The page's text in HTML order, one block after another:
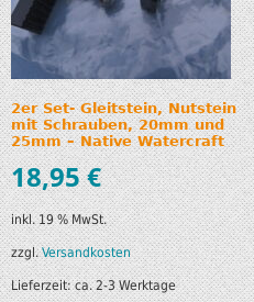
2er Set- Gleitstein, Nutstein
mit Schrauben, 20mm und
25mm – Native Watercraft
18,95€
inkl. 19 % MwSt.
zzgl.Versandkosten
Lieferzeit:ca. 2-3 Werktage